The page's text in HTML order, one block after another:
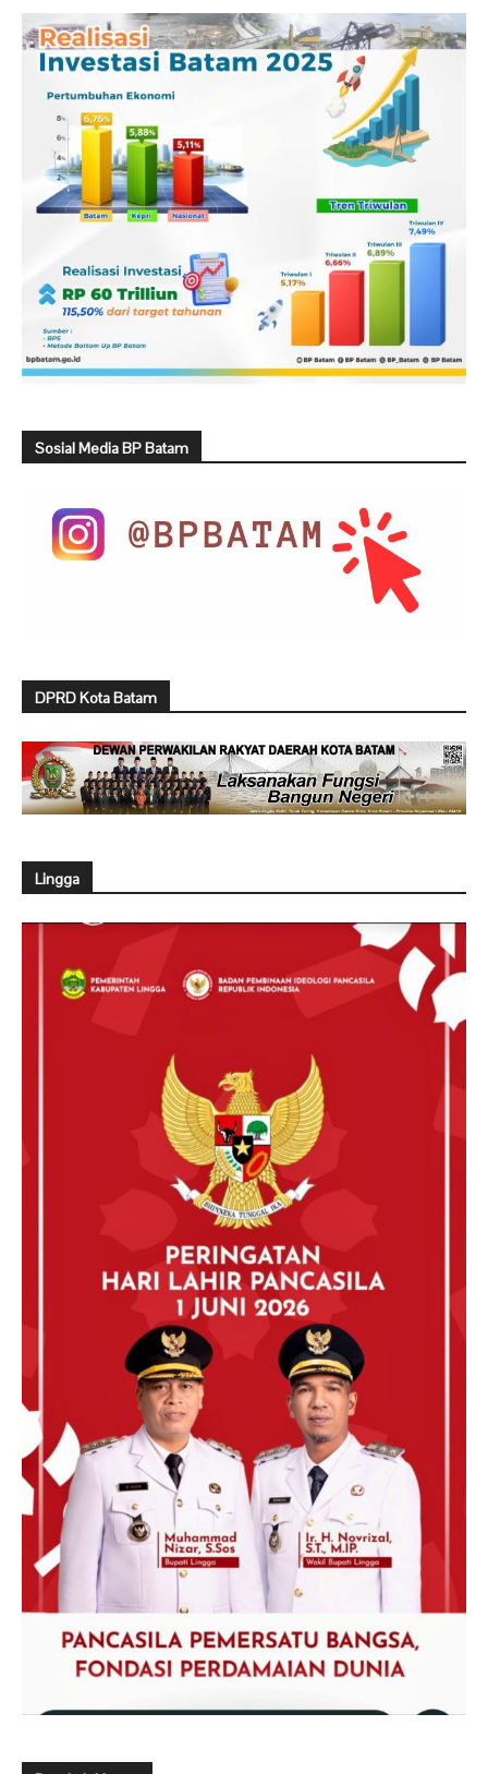
Sosial Media BP Batam
DPRD Kota Batam
Lingga